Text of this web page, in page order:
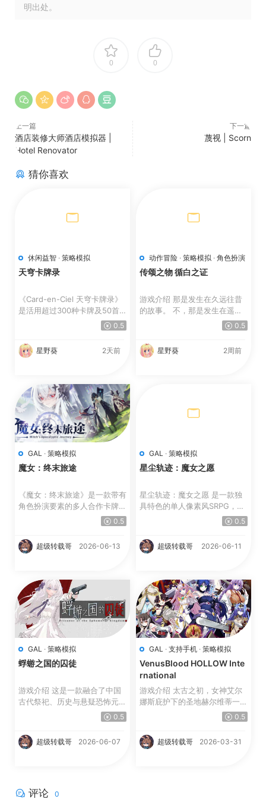
明出处。
0 0
上一篇
酒店装修大师酒店模拟器 |
Hotel Renovator
下一篇
蔑视 | Scorn
猜你喜欢
休闲益智 · 策略模拟
天穹卡牌录
《Card-en-Ciel 天穹卡牌录》
是活用超过300种卡牌及50首
歌曲来展开战斗的牌组构筑...0.5
星野葵 2天前
动作冒险 · 策略模拟 · 角色扮演
传颂之物 循白之证
游戏介绍 那是发生在久远往昔
的故事。 不，那是发生在遥远
0.5
星野葵 2周前
GAL · 策略模拟
魔女：终末旅途
《魔女：终末旅途》是一款带有
角色扮演要素的多人合作卡牌R
oguelite游戏，你可以自... 0.5
超级转载哥 2026-06-13
GAL · 策略模拟
星尘轨迹：魔女之愿
星尘轨迹：魔女之愿 是一款独
具特色的单人像素风SRPG，融
合了精彩的叙事与电影般的...0.5
超级转载哥 2026-06-11
GAL · 策略模拟
蜉蝣之国的囚徒
游戏介绍 这是一款融合了中国
古代祭祀、历史与悬疑恐怖元素
0.5
超级转载哥 2026-06-07
GAL · 支持手机 · 策略模拟
VenusBlood HOLLOW Inte
rnational
游戏介绍 太古之初，女神艾尔
娜斯庇护下的圣地赫尔维蒂一片
0.5
超级转载哥 2026-03-31
评论 0